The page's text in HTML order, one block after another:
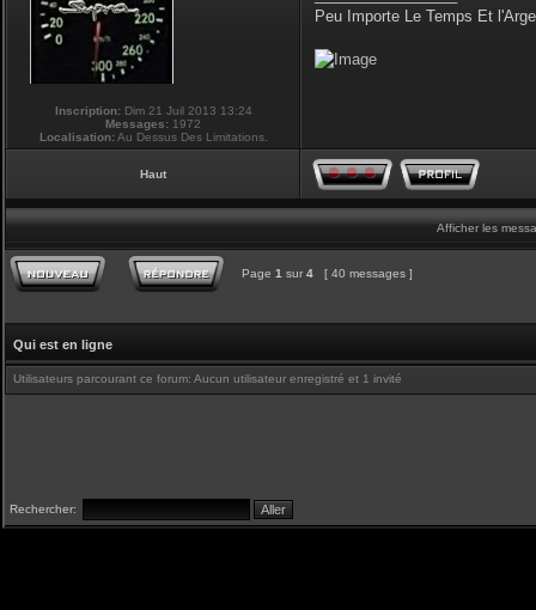
Inscription:Dim 21 Juil 2013 13:24
Messages: 1972
Localisation:Au Dessus Des Limitations.
Peu Importe Le Temps Et
Haut
Afficher les
Page 1 sur 4 [ 40 messages ]
Qui est en ligne
Utilisateurs parcourant ce forum: Aucun utilisateur enregistré et 1 invité
Rechercher: